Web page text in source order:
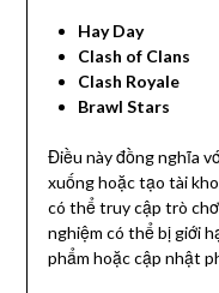
Hay Day
Clash of Clans
Clash Royale
Brawl Stars
Điều này đồng nghĩa
xuống hoặc tạo tài
có thể truy cập trò
nghiệm có thể bị giới
phẩm hoặc cập nhật